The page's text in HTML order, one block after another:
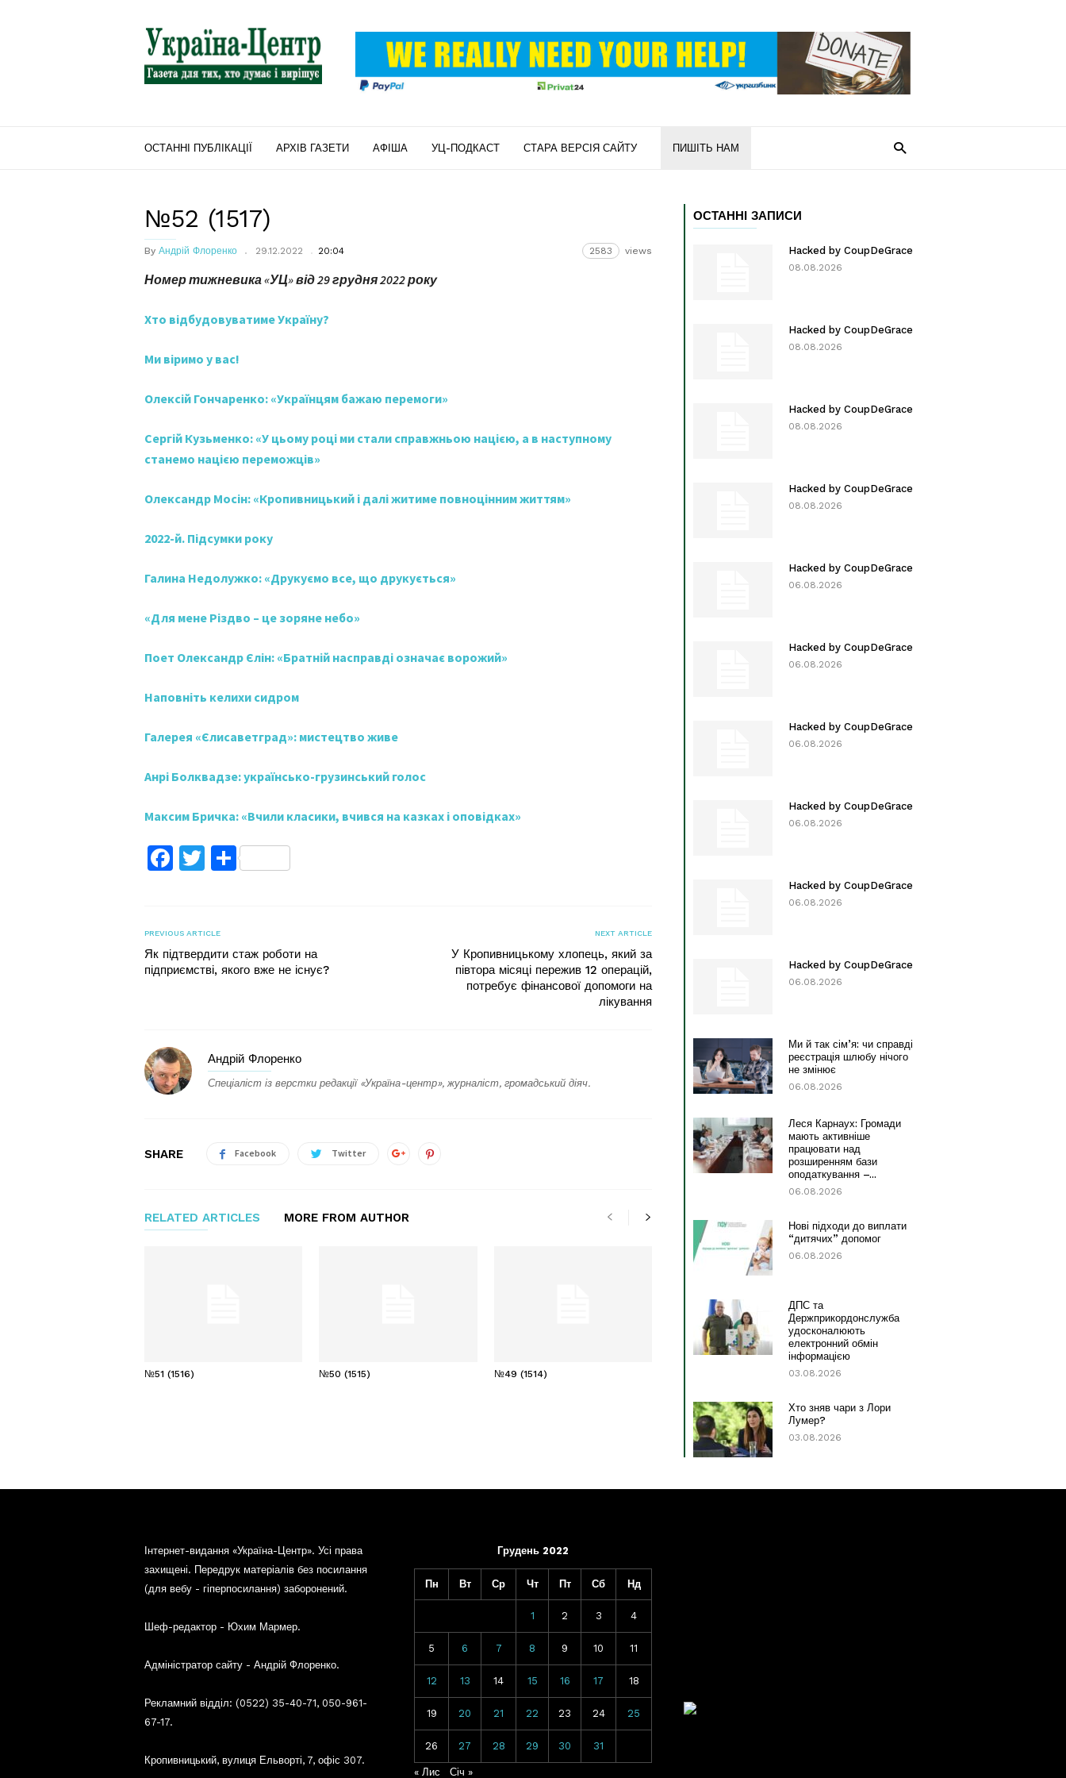
"Україна-
Центр"
ОСТАННІ ПУБЛІКАЦІЇ АРХІВ ГАЗЕТИ АФІША УЦ-ПОДКАСТ СТАРА ВЕРСІЯ САЙТУ ПИШІТЬ НАМ
№52 (1517)
By Андрій Флоренко 29.12.2022 20:04 2583 views
Номер тижневика «УЦ» від29грудня 2022 року
Хто відбудовуватиме Україну?
Ми віримо у вас!
Олексій Гончаренко: «Українцям бажаю перемоги»
Сергій Кузьменко: «У цьому році ми стали справжньою нацією, а в наступному
станемо нацією переможців»
Олександр Мосін: «Кропивницький і далі житиме повноцінним життям»
2022-й. Підсумки року
Галина Недолужко: «Друкуємо все, що друкується»
«Для мене Різдво – це зоряне небо»
Поет Олександр Єлін: «Братній насправді означає ворожий»
Наповніть келихи сидром
Галерея «Єлисаветград»: мистецтво живе
Анрі Болквадзе: українсько-грузинський голос
Максим Бричка: «Вчили класики, вчився на казках і оповідках»
Facebook
TwitterПоділитися
PREVIOUS ARTICLE
Як підтвердити стаж роботи на
підприємстві, якого вже не існує?
NEXT ARTICLE
У Кропивницькому хлопець, який за
півтора місяці пережив 12 операцій,
потребує фінансової допомоги на
лікування
Андрій Флоренко
Спеціаліст із верстки редакції «Україна-центр», журналіст, громадський діяч.
SHARE Facebook Twitter
RELATED ARTICLES MORE FROM AUTHOR
№51 (1516) №50 (1515) №49 (1514)
ОСТАННІ ЗАПИСИ
Hacked by CoupDeGrace
08.08.2026
Hacked by CoupDeGrace
08.08.2026
Hacked by CoupDeGrace
08.08.2026
Hacked by CoupDeGrace
08.08.2026
Hacked by CoupDeGrace
06.08.2026
Hacked by CoupDeGrace
06.08.2026
Hacked by CoupDeGrace
06.08.2026
Hacked by CoupDeGrace
06.08.2026
Hacked by CoupDeGrace
06.08.2026
Hacked by CoupDeGrace
06.08.2026
Ми й так сім’я: чи справді
реєстрація шлюбу нічого
не змінює
06.08.2026
Леся Карнаух: Громади
мають активніше
працювати над
розширенням бази
оподаткування –...
06.08.2026
Нові підходи до виплати
“дитячих” допомог
06.08.2026
ДПС та
Держприкордонслужба
удосконалюють
електронний обмін
інформацією
03.08.2026
Хто зняв чари з Лори
Лумер?
03.08.2026
Інтернет-видання «Україна-Центр». Усі права
захищені. Передрук матеріалів без посилання
(для вебу - гіперпосилання) заборонений.
Шеф-редактор - Юхим Мармер.
Адміністратор сайту - Андрій Флоренко.
Рекламний відділ: (0522) 35-40-71, 050-961-
67-17.
Кропивницький, вулиця Ельворті, 7, офіс 307.
Грудень 2022
Пн Вт Ср Чт Пт Сб Нд
1 2 3 4
5 6 7 8 9 10 11
12 13 14 15 16 17 18
19 20 21 22 23 24 25
26 27 28 29 30 31
« Лис Січ »